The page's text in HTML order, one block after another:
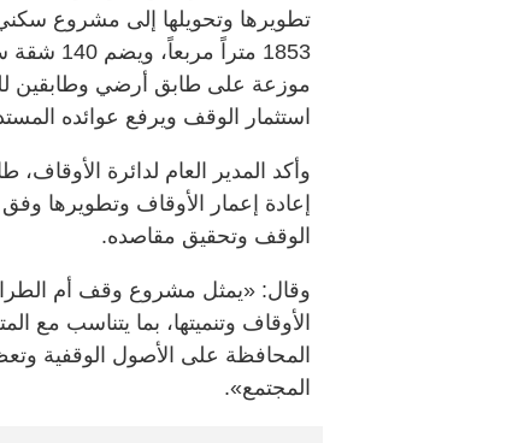
تطويرها وتحويلها إلى مشروع
استثمار الوقف ويرفع عوائده
وأكد المدير العام لدائرة
إعادة إعمار الأوقاف وتطويرها
الوقف وتحقيق مقاصده.
وقال: «يمثل مشروع وقف أم
الأوقاف وتنميتها، بما يتناسب مع
المحافظة على الأصول الوقفية
المجتمع».